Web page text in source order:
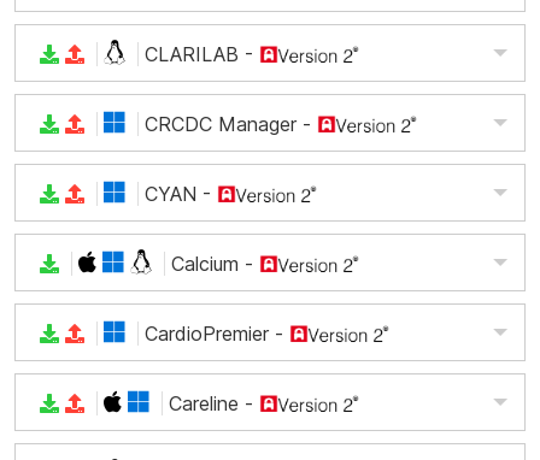
CLARILAB -
CRCDC Manager -
CYAN -
Calcium -
CardioPremier -
Careline -